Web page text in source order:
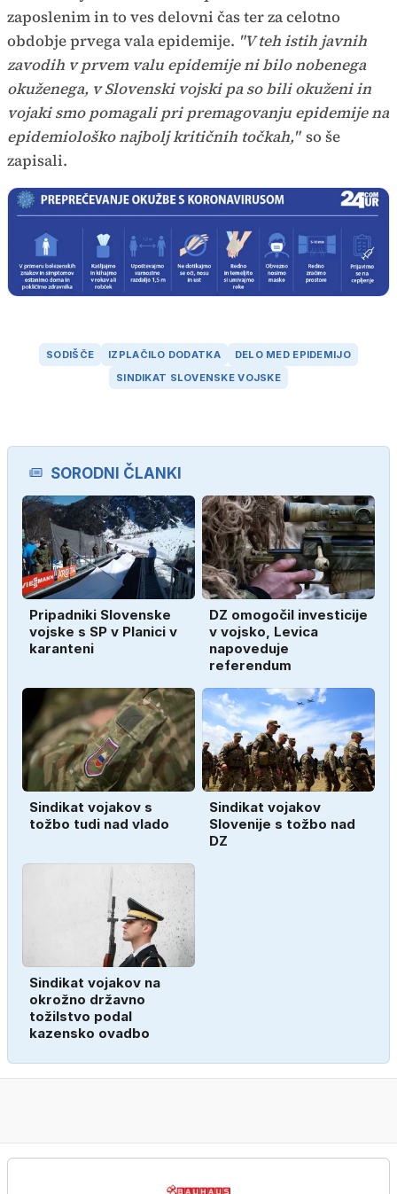
zaposlenim in to ves delovni čas ter za celotno
obdobje prvega vala epidemije. "V teh istih javnih
zavodih v prvem valu epidemije ni bilo nobenega
okuženega, v Slovenski vojski pa so bili okuženi in
vojaki smo pomagali pri premagovanju epidemije na
epidemiološko najbolj kritičnih točkah," so še
zapisali.
SODIŠČE IZPLAČILO DODATKA
DELO MED EPIDEMIJO
SINDIKAT SLOVENSKE VOJSKE
SORODNI ČLANKI
Pripadniki Slovenske
vojske s SP v Planici v
karanteni
DZ omogočil investicije
v vojsko, Levica
napoveduje
referendum
Sindikat vojakov s
tožbo tudi nad vlado
Sindikat vojakov
Slovenije s tožbo nad
DZ
Sindikat vojakov na
okrožno državno
tožilstvo podal
kazensko ovadbo